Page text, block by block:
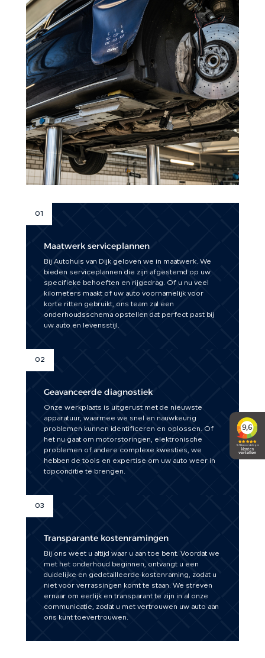
01
Maatwerk serviceplannen
Bij Autohuis van Dijk geloven we in maatwerk. We
bieden serviceplannen die zijn afgestemd op uw
specifieke behoeften en rijgedrag. Of u nu veel
kilometers maakt of uw auto voornamelijk voor
korte ritten gebruikt, ons team zal een
onderhoudsschema opstellen dat perfect past bij
uw auto en levensstijl.
02
Geavanceerde diagnostiek
Onze werkplaats is uitgerust met de nieuwste
apparatuur, waarmee we snel en nauwkeurig
problemen kunnen identificeren en oplossen. Of
het nu gaat om motorstoringen, elektronische
problemen of andere complexe kwesties, we
hebben de tools en expertise om uw auto weer in
topconditie te brengen.
03
Transparante kostenramingen
Bij ons weet u altijd waar u aan toe bent. Voordat we
met het onderhoud beginnen, ontvangt u een
duidelijke en gedetailleerde kostenraming, zodat u
niet voor verrassingen komt te staan. We streven
ernaar om eerlijk en transparant te zijn in al onze
communicatie, zodat u met vertrouwen uw auto aan
ons kunt toevertrouwen.